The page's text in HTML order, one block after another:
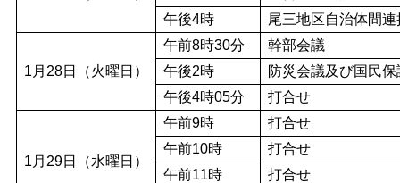
午後4時
尾三地区自治体間
1月28日（火曜日）
午前8時30分
幹部会議
午後2時
防災会議及び国民
午後4時05分
打合せ
1月29日（水曜日）
午前9時
打合せ
午前10時
打合せ
午前11時
打合せ